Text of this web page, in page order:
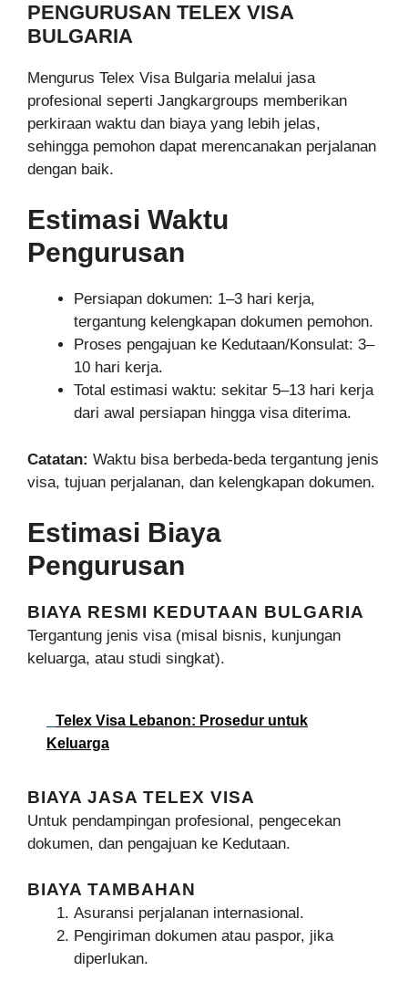
PENGURUSAN TELEX VISA
BULGARIA
Mengurus Telex Visa Bulgaria melalui jasa
profesional seperti Jangkargroups memberikan
perkiraan waktu dan biaya yang lebih jelas,
sehingga pemohon dapat merencanakan perjalanan
dengan baik.
Estimasi Waktu
Pengurusan
Persiapan dokumen: 1–3 hari kerja,
tergantung kelengkapan dokumen pemohon.
Proses pengajuan ke Kedutaan/Konsulat: 3–
10 hari kerja.
Total estimasi waktu: sekitar 5–13 hari kerja
dari awal persiapan hingga visa diterima.
Catatan: Waktu bisa berbeda-beda tergantung jenis
visa, tujuan perjalanan, dan kelengkapan dokumen.
Estimasi Biaya
Pengurusan
BIAYA RESMI KEDUTAAN BULGARIA
Tergantung jenis visa (misal bisnis, kunjungan
keluarga, atau studi singkat).
Telex Visa Lebanon: Prosedur untuk
Keluarga
BIAYA JASA TELEX VISA
Untuk pendampingan profesional, pengecekan
dokumen, dan pengajuan ke Kedutaan.
BIAYA TAMBAHAN
Asuransi perjalanan internasional.
Pengiriman dokumen atau paspor, jika
diperlukan.